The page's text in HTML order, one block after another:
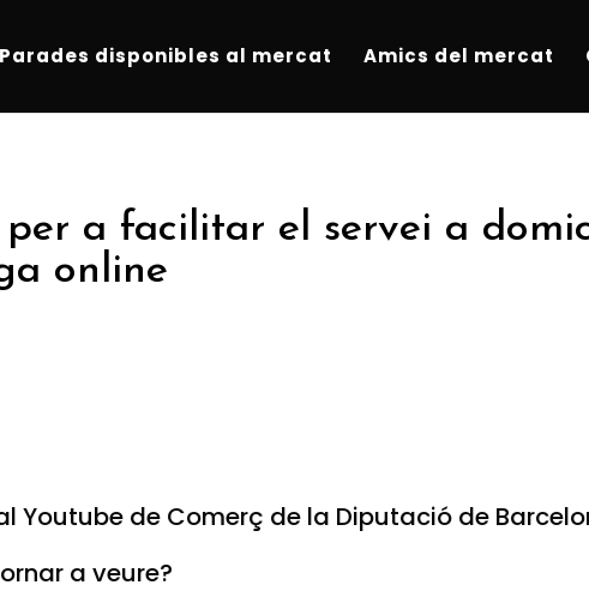
Parades disponibles al mercat Amics del mercat
a facilitar el servei a
online
Youtube de Comerç de la Diputació de
a veure?